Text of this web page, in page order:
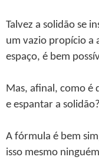
Talvez a solidão se
um vazio propício a
espaço, é bem
Mas, afinal, como é
e espantar a solidão?
A fórmula é bem
isso mesmo